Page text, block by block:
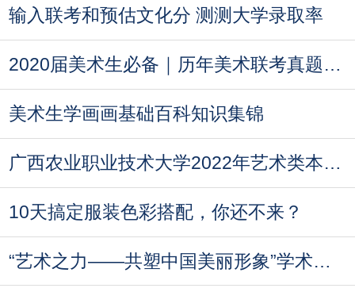
输入联考和预估文化分 测测大学录取率
2020届美术生必备｜历年美术联考真题汇总
美术生学画画基础百科知识集锦
广西农业职业技术大学2022年艺术类本科专业录
10天搞定服装色彩搭配，你还不来？
“艺术之力——共塑中国美丽形象”学术论坛即